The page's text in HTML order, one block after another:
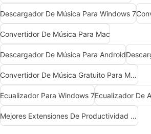
Descargador De Música Para Windows 7
Convertidor De Música Para Mac
Descargador De Música Para Android
Convertidor De Música Gratuito Para Mac
Ecualizador Para Windows 7Ecualizador De
Mejores Extensiones De Productividad Para Chrome